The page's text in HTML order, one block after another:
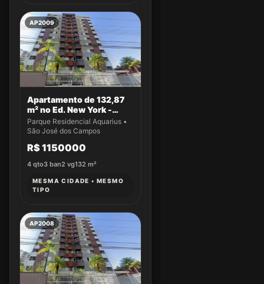
AP2009
Apartamento de 132,87
m² no Ed. New York -
Apto 14
Parque Residencial Aquarius •
São José dos Campos
R$ 1150000
4 qto3 ban2 vg132 m²
MESMA CIDADE • MESMO
TIPO
AP2008